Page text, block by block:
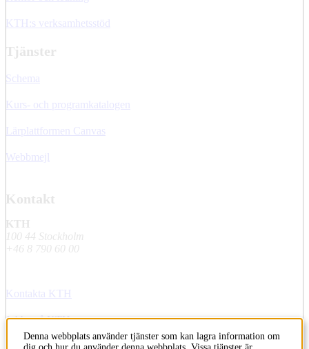
KTH:s verksamhetsstöd
Tjänster
Schema
Kurs- och programkatalogen
Lärplattformen Canvas
Webbmejl
Kontakt
KTH
100 44 Stockholm
+46 8 790 60 00
Kontakta KTH
Jobba på KTH
Press och media
Denna webbplats använder tjänster som kan lagra information om